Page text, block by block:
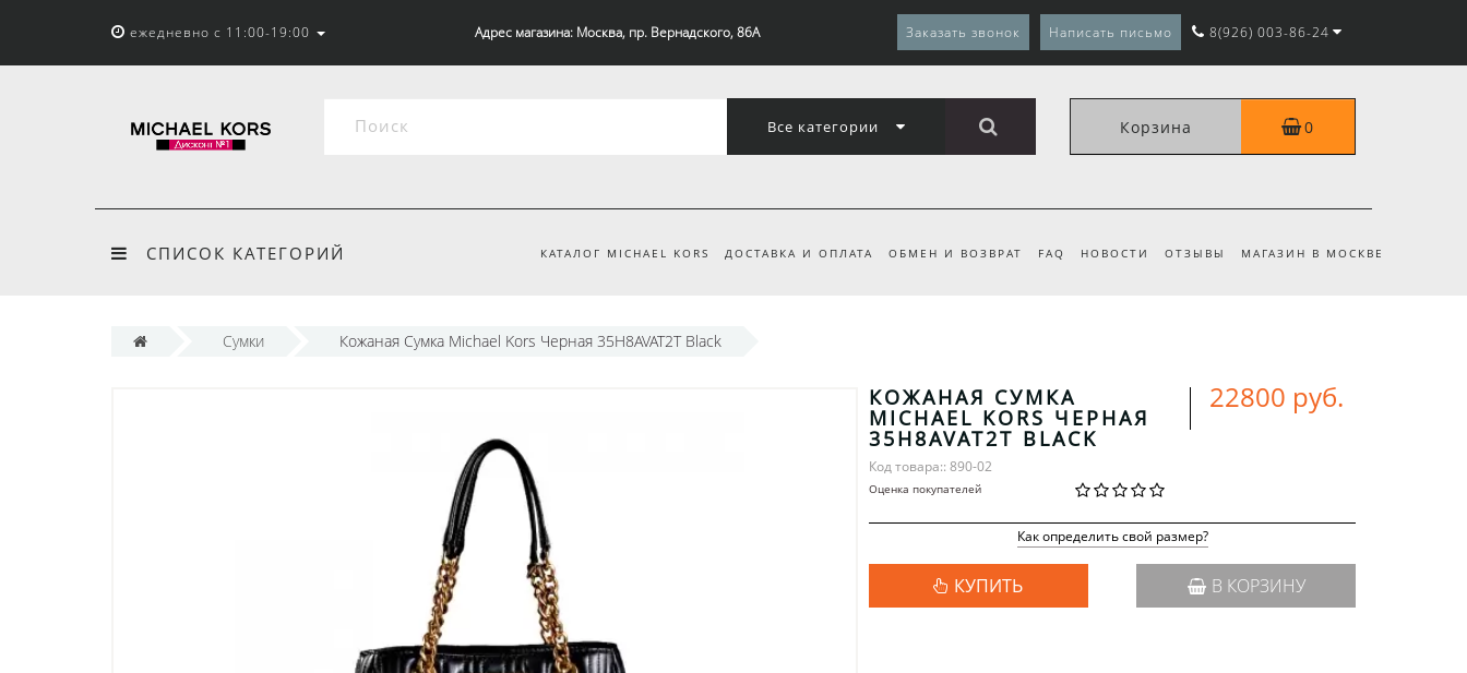
ежедневно с 11:00-19:00 Адрес магазина: Москва, пр. Вернадского, 86А Заказать звонок Написать письмо 8(926) 003-86-24
Все категории Корзина 0
СПИСОК КАТЕГОРИЙ КАТАЛОГ MICHAEL KORS ДОСТАВКА И ОПЛАТА ОБМЕН И ВОЗВРАТ FAQ НОВОСТИ ОТЗЫВЫ МАГАЗИН В МОСКВЕ
Сумки Кожаная Сумка Michael Kors Черная 35H8AVAT2T Black
КОЖАНАЯ СУМКА
MICHAEL KORS ЧЕРНАЯ
35H8AVAT2T BLACK
Код товара:: 890-02
Оценка покупателей
22800 руб.
Как определить свой размер?
КУПИТЬ В КОРЗИНУ